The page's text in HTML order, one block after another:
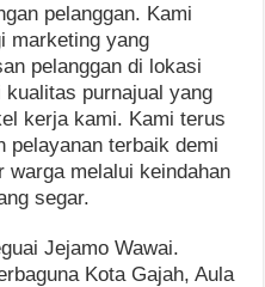
pelanggan. Kami
marketing yang
pelanggan di lokasi
kualitas purnajual yang
kerja kami. Kami terus
pelayanan terbaik demi
warga melalui keindahan
segar.
Jejamo Wawai.
Kota Gajah, Aula